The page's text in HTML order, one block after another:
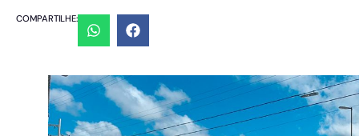
COMPARTILHE: